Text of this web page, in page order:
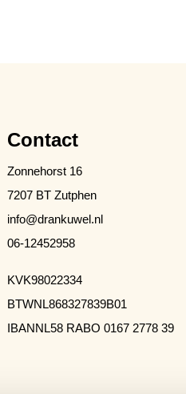
Contact
Zonnehorst 16
7207 BT Zutphen
info@drankuwel.nl
06-12452958
KVK98022334
BTWNL868327839B01
IBANNL58 RABO 0167 2778 39